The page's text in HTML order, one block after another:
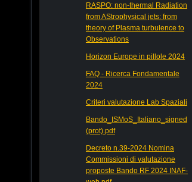
RASPO: non-thermal Radiation
from AStrophysical jets: from
theory of Plasma turbulence to
Observations
Horizon Europe in pillole 2024
FAQ - Ricerca Fondamentale
2024
Criteri valutazione Lab Spaziali
Bando_ISMoS_Italiano_signed
(prot).pdf
Decreto n.39-2024 Nomina
Commissioni di valutazione
proposte Bando RF 2024 INAF-